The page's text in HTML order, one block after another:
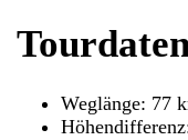
Weglänge: 77